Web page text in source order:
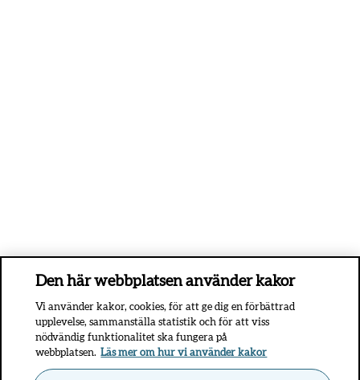
Den här webbplatsen använder kakor
Vi använder kakor, cookies, för att ge dig en förbättrad
upplevelse, sammanställa statistik och för att viss
nödvändig funktionalitet ska fungera på
webbplatsen. Läs mer om hur vi använder kakor